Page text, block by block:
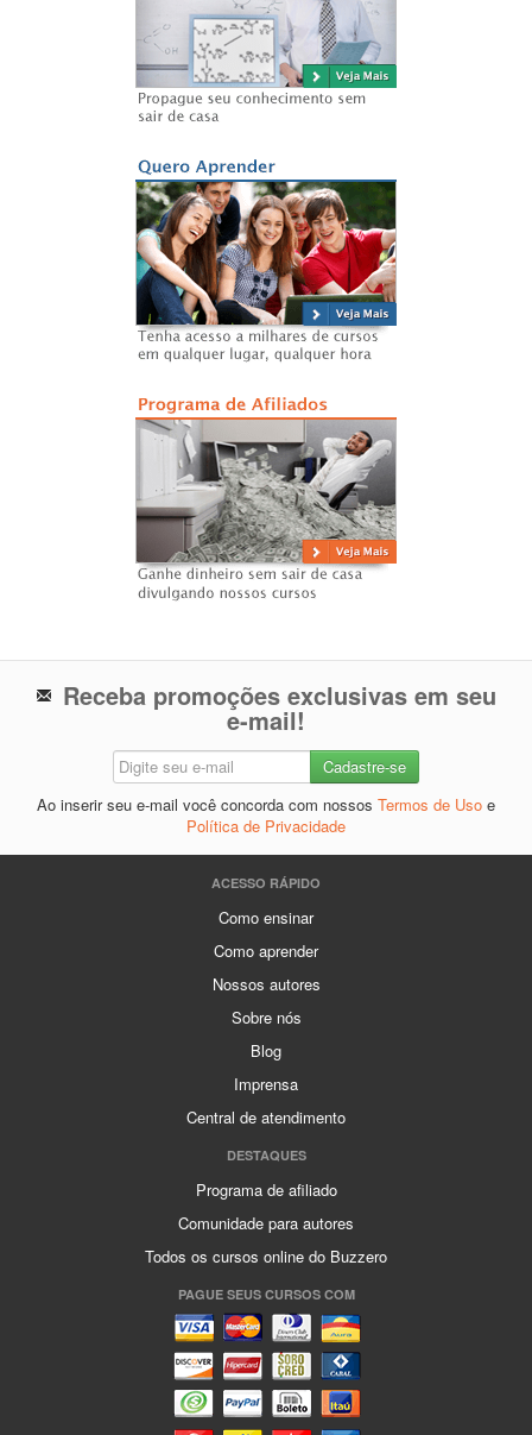
Receba promoções exclusivas em seu
e-mail!
Ao inserir seu e-mail você concorda com nossos Termos de Uso e
Política de Privacidade
ACESSO RÁPIDO
Como ensinar
Como aprender
Nossos autores
Sobre nós
Blog
Imprensa
Central de atendimento
DESTAQUES
Programa de afiliado
Comunidade para autores
Todos os cursos online do Buzzero
PAGUE SEUS CURSOS COM